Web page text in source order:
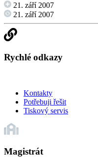
21. září 2007
21. září 2007
Rychlé odkazy
Kontakty
Potřebuji řešit
Tiskový servis
Magistrát